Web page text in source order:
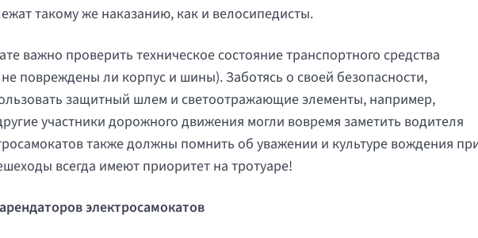
такому же наказанию, как и велосипедисты.
важно проверить техническое состояние транспортного средства
повреждены ли корпус и шины). Заботясь о своей безопасности,
защитный шлем и светоотражающие элементы, например,
участники дорожного движения могли вовремя заметить водителя
также должны помнить об уважении и культуре вождения
всегда имеют приоритет на тротуаре!
электросамокатов